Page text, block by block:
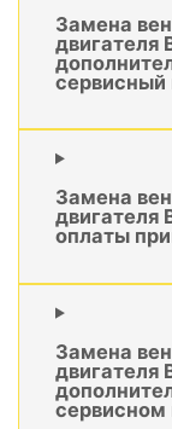
Замена
двигателя
сервисный
Замена
двигателя
оплаты
Замена
двигателя
сервисном